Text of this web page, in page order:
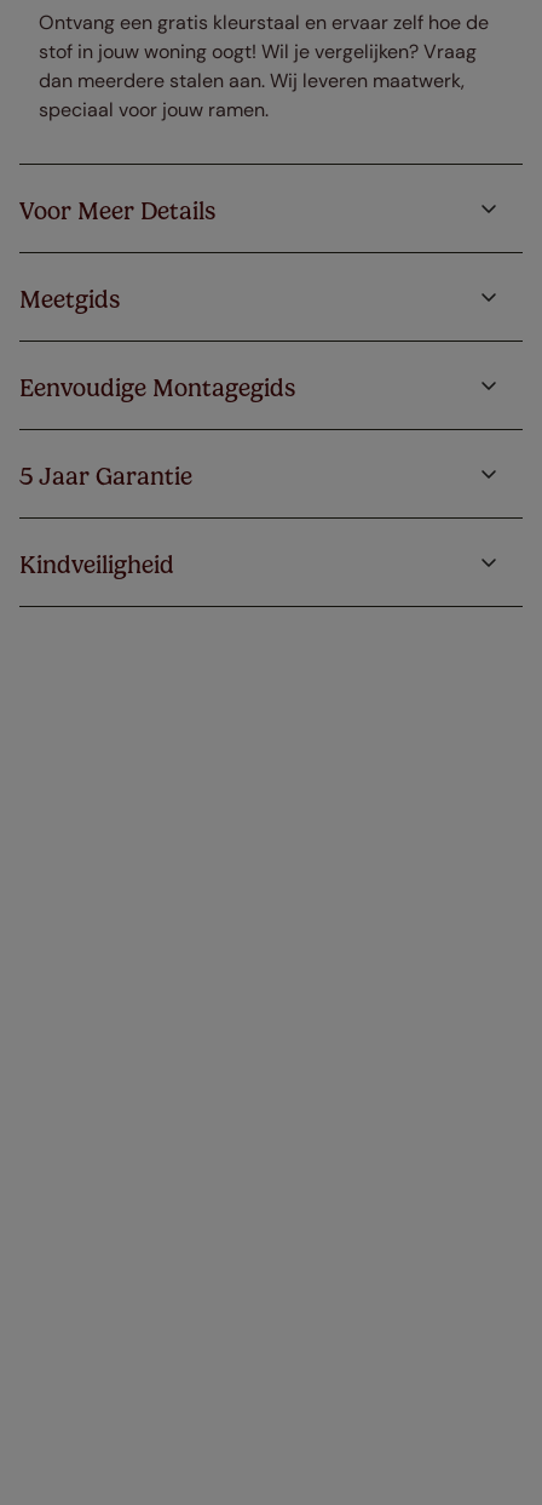
Ontvang een gratis kleurstaal en ervaar zelf hoe de
stof in jouw woning oogt! Wil je vergelijken? Vraag
dan meerdere stalen aan. Wij leveren maatwerk,
speciaal voor jouw ramen.
Voor Meer Details
Meetgids
Eenvoudige Montagegids
5 Jaar Garantie
Kindveiligheid